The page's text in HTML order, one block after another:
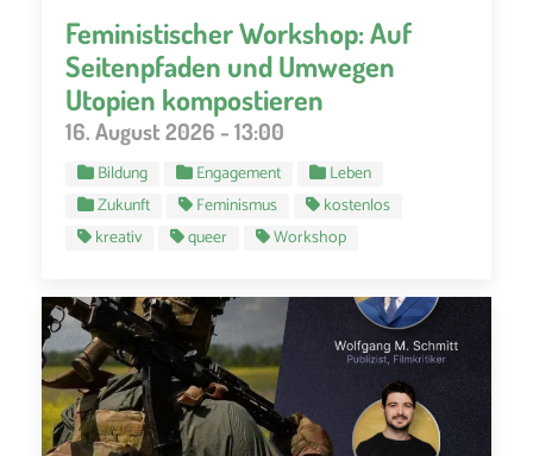
Feministischer Workshop: Auf
Seitenpfaden und Umwegen
Utopien kompostieren
16. August 2026 - 13:00
Bildung Engagement
Leben
Zukunft
Feminismus
kostenlos
kreativ
queer Workshop